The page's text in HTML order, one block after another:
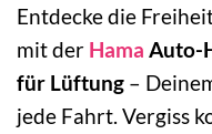
Entdecke die
mit der Hama Auto-
für Lüftung –
jede Fahrt. Vergiss